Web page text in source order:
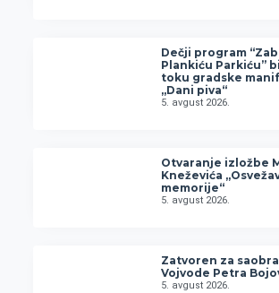
Dečji program
Plankiću Parkiću”
toku gradske
„Dani piva“
5. avgust 2026.
Otvaranje izložbe
Kneževića
memorije“
5. avgust 2026.
Zatvoren za
Vojvode Petra
5. avgust 2026.